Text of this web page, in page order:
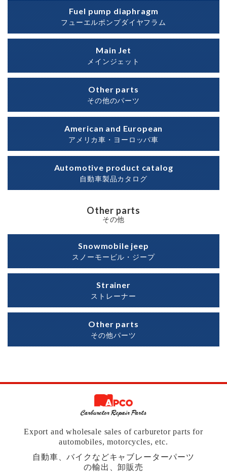
Fuel pump diaphragm
フューエルポンプダイヤフラム
Main Jet
メインジェット
Other parts
その他のパーツ
American and European
アメリカ車・ヨーロッパ車
Automotive product catalog
自動車製品カタログ
Other parts
その他
Snowmobile jeep
スノーモービル・ジープ
Strainer
ストレーナー
Other parts
その他パーツ
Export and wholesale sales of carburetor parts for
automobiles, motorcycles, etc.
自動車、バイクなどキャブレーターパーツ
の輸出、卸販売